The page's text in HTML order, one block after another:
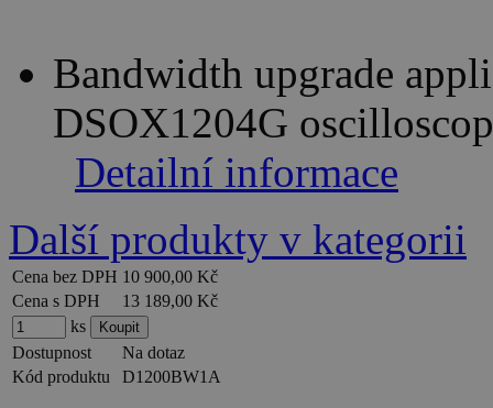
Bandwidth upgrade
DSOX1204G
Detailní informace
Další produkty v kategorii
Cena bez DPH 10 900,00 Kč
Cena s DPH
13 189,00 Kč
ks
Dostupnost
Na dotaz
Kód produktu
D1200BW1A